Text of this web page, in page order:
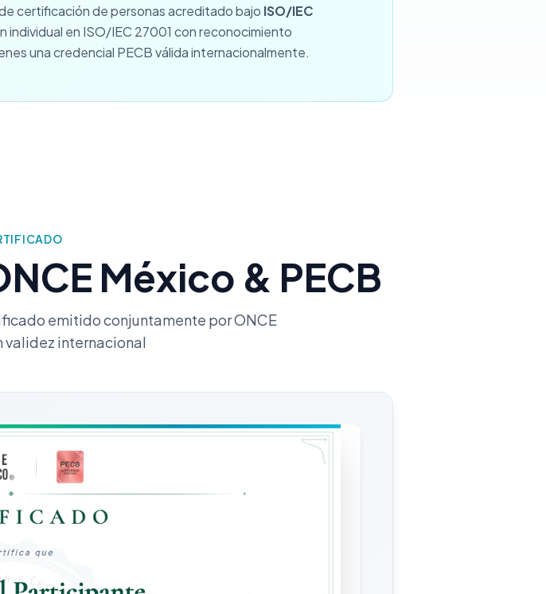
certificación de personas acreditado bajo ISO/IEC
individual en ISO/IEC 27001 con reconocimiento
una credencial PECB válida internacionalmente.
México & PECB
emitido conjuntamente por ONCE
validez internacional